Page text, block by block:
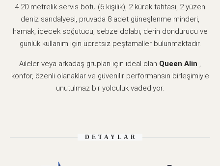
4.20 metrelik servis botu (6 kişilik), 2 kürek tahtası, 2 yüzen
deniz sandalyesi, pruvada 8 adet güneşlenme minderi,
hamak, içecek soğutucu, sebze dolabı, derin dondurucu ve
günlük kullanım için ücretsiz peştamaller bulunmaktadır.
Aileler veya arkadaş grupları için ideal olan Queen Alin ,
konfor, özenli olanaklar ve güvenilir performansın birleşimiyle
unutulmaz bir yolculuk vadediyor.
DETAYLAR